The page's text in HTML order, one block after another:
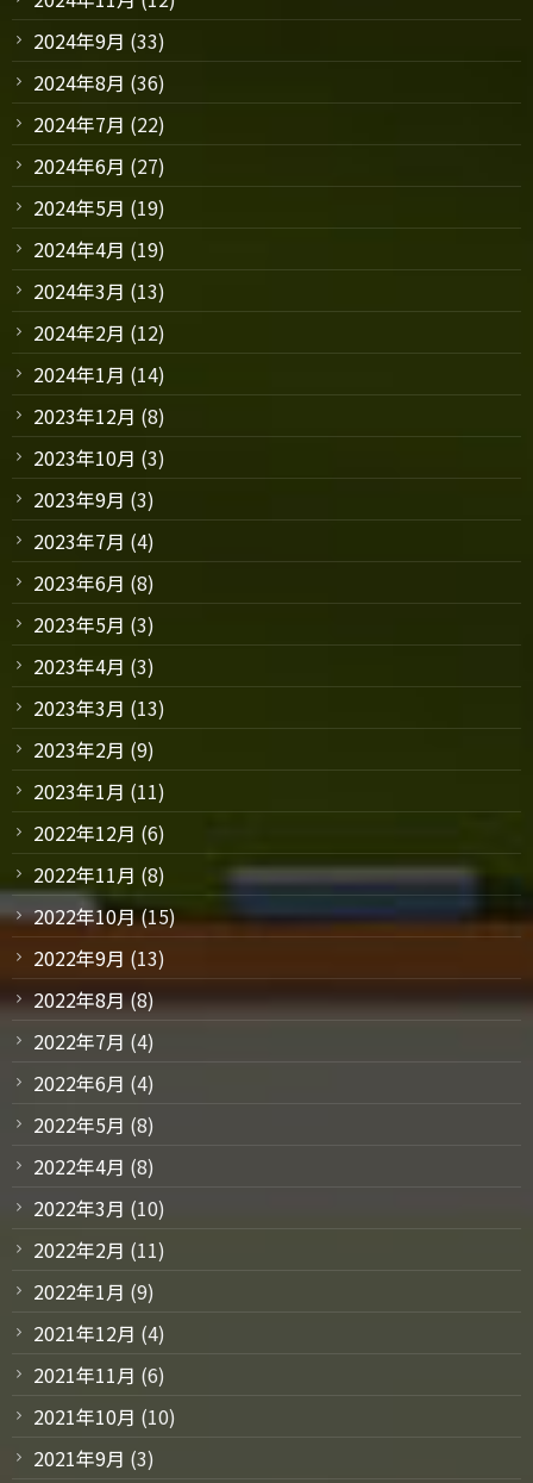
2024年9月 (33)
2024年8月 (36)
2024年7月 (22)
2024年6月 (27)
2024年5月 (19)
2024年4月 (19)
2024年3月 (13)
2024年2月 (12)
2024年1月 (14)
2023年12月 (8)
2023年10月 (3)
2023年9月 (3)
2023年7月 (4)
2023年6月 (8)
2023年5月 (3)
2023年4月 (3)
2023年3月 (13)
2023年2月 (9)
2023年1月 (11)
2022年12月 (6)
2022年11月 (8)
2022年10月(15)
2022年9月 (13)
2022年8月 (8)
2022年7月 (4)
2022年6月 (4)
2022年5月 (8)
2022年4月 (8)
2022年3月 (10)
2022年2月 (11)
2022年1月 (9)
2021年12月 (4)
2021年11月 (6)
2021年10月 (10)
2021年9月 (3)